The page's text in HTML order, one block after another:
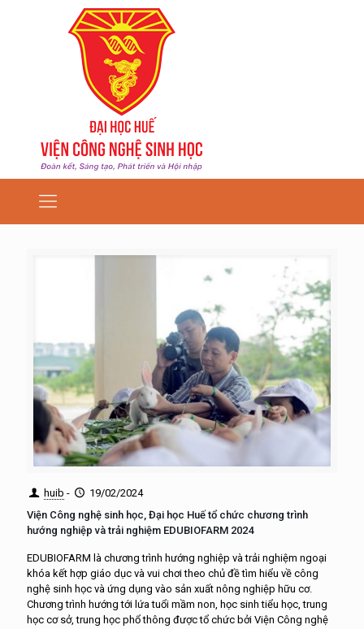
huib -
19/02/2024
Viện Công nghệ sinh học, Đại học Huế tổ chức chương trình
hướng nghiệp và trải nghiệm EDUBIOFARM 2024
EDUBIOFARM là chương trình hướng nghiệp và trải nghiệm ngoại
khóa kết hợp giáo dục và vui chơi theo chủ đề tìm hiểu về công
nghệ sinh học và ứng dụng vào sản xuất nông nghiệp hữu cơ.
Chương trình hướng tới lứa tuổi mầm non, học sinh tiểu học, trung
học cơ sở, trung học phổ thông được tổ chức bởi Viện Công nghệ